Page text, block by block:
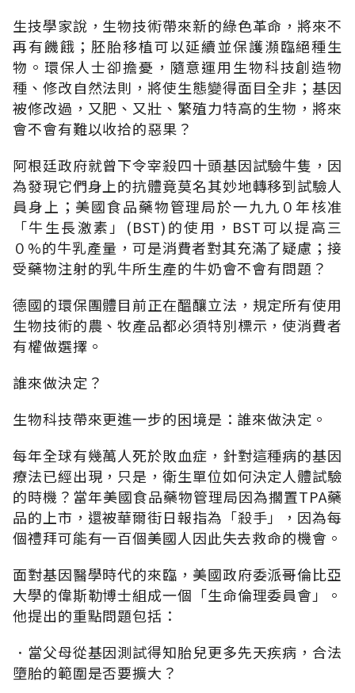
生技學家說，生物技術帶來新的綠色革命，將來不
再有饑餓；胚胎移植可以延續並保護瀕臨絕種生
物。環保人士卻擔憂，隨意運用生物科技創造物
種、修改自然法則，將使生態變得面目全非；基因
被修改過，又肥、又壯、繁殖力特高的生物，將來
會不會有難以收拾的惡果？
阿根廷政府就曾下令宰殺四十頭基因試驗牛隻，因
為發現它們身上的抗體竟莫名其妙地轉移到試驗人
員身上；美國食品藥物管理局於一九九０年核准
「牛生長激素」(BST)的使用，BST可以提高三
０%的牛乳產量，可是消費者對其充滿了疑慮；接
受藥物注射的乳牛所生產的牛奶會不會有問題？
德國的環保團體目前正在醞釀立法，規定所有使用
生物技術的農、牧產品都必須特別標示，使消費者
有權做選擇。
誰來做決定？
生物科技帶來更進一步的困境是：誰來做決定。
每年全球有幾萬人死於敗血症，針對這種病的基因
療法已經出現，只是，衛生單位如何決定人體試驗
的時機？當年美國食品藥物管理局因為擱置TPA藥
品的上市，還被華爾街日報指為「殺手」，因為每
個禮拜可能有一百個美國人因此失去救命的機會。
面對基因醫學時代的來臨，美國政府委派哥倫比亞
大學的偉斯勒博士組成一個「生命倫理委員會」。
他提出的重點問題包括：
．當父母從基因測試得知胎兒更多先天疾病，合法
墮胎的範圍是否要擴大？